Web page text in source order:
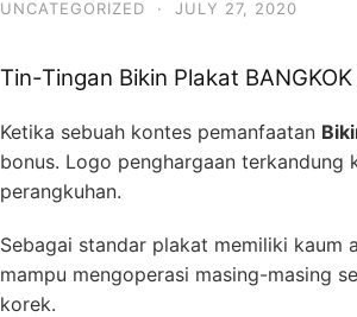
UNCATEGORIZED · JULY 27, 2020
Tin-Tingan Bikin Plakat
Ketika sebuah kontes pemanfaatan
bonus. Logo penghargaan
perangkuhan.
Sebagai standar plakat memiliki
mampu mengoperasi masing-masing
korek.